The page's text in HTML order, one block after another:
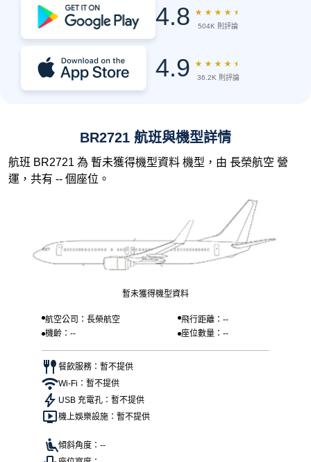
4.8 ★ ★ ★ ★ ★
504K 則評論
4.9 ★ ★ ★ ★ ★
36.2K 則評論
BR2721 航班與機型詳情
航班 BR2721 為 暫未獲得機型資料 機型，由 長榮航空 營
運，共有 -- 個座位。
暫未獲得機型資料
航空公司：長榮航空
飛行距離：--
機齡：--
座位數量：--
餐飲服務：暫不提供
Wi-Fi：暫不提供
USB 充電孔：暫不提供
機上娛樂設施：暫不提供
傾斜角度：--